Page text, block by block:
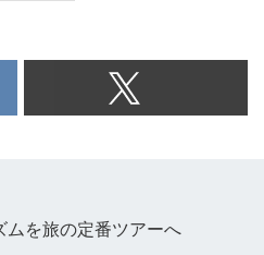
ムを旅の定番ツアーへ